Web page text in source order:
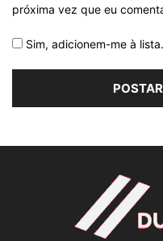
próxima vez que eu
Sim, adicionem-me à lista.